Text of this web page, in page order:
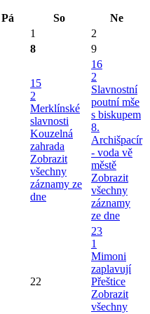
Pá So
Ne
1
2
8 9
15
2
Merklínské
slavnosti
Kouzelná
zahrada
Zobrazit
všechny
záznamy ze
dne
16
2
Slavnostní
poutní mše
s biskupem
8.
Archišpacír
- voda vě
městě
Zobrazit
všechny
záznamy
ze dne
22
23
1
Mimoni
zaplavují
Přeštice
Zobrazit
všechny